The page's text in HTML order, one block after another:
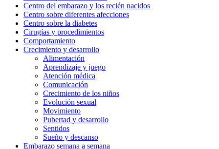
Centro del embarazo y los recién nacidos
Centro sobre diferentes afecciones
Centro sobre la diabetes
Cirugías y procedimientos
Comportamiento
Crecimiento y desarrollo
Alimentación
Aprendizaje y juego
Atención médica
Comunicación
Crecimiento de los niños
Evolución sexual
Movimiento
Pubertad y desarrollo
Sentidos
Sueño y descanso
Embarazo semana a semana